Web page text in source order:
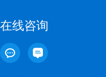
在线咨询